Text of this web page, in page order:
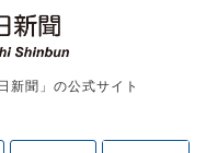
新聞」の公式サイト